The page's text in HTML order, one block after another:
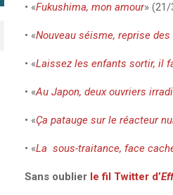
• «Fukushima, mon amour» (21/
• «Nouveau séisme, reprise des
• «Laissez les enfants sortir, il
• «Au Japon, deux ouvriers
• «Ça patauge sur le réacteur
• «La sous-traitance, face
Sans oublier le fil Twitter d’